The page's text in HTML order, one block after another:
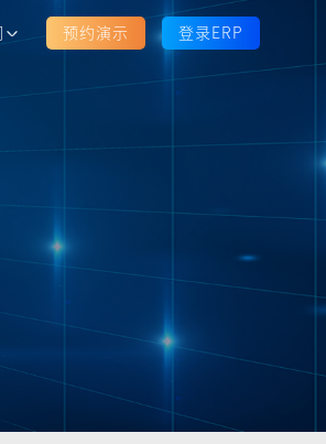
预约演示 登录ERP